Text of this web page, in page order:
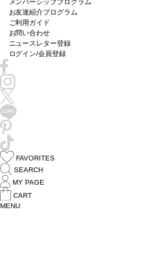
メンバーシッププログラム
お友達紹介プログラム
ご利用ガイド
お問い合わせ
ニュースレター登録
ログイン/会員登録
FAVORITES
SEARCH
MY PAGE
CART
MENU